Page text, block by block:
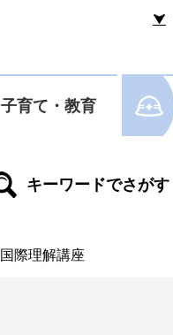
子育て・教育
国際理解講座